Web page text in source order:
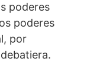
poderes
poderes
por